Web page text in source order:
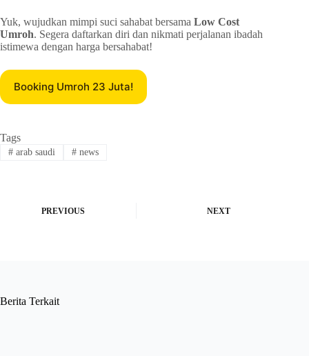
Yuk, wujudkan mimpi suci sahabat bersama Low Cost
Umroh. Segera daftarkan diri dan nikmati perjalanan ibadah
istimewa dengan harga bersahabat!
Booking Umroh 23 Juta!
Tags
#arab saudi #news
PREVIOUS NEXT
Berita Terkait